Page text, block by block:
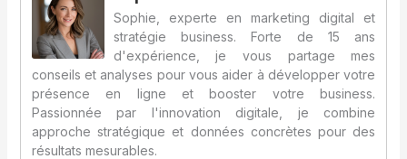
Sophie, experte en marketing digital et
stratégie business. Forte de 15 ans
d'expérience, je vous partage mes
conseils et analyses pour vous aider à développer votre
présence en ligne et booster votre business.
Passionnée par l'innovation digitale, je combine
approche stratégique et données concrètes pour des
résultats mesurables.